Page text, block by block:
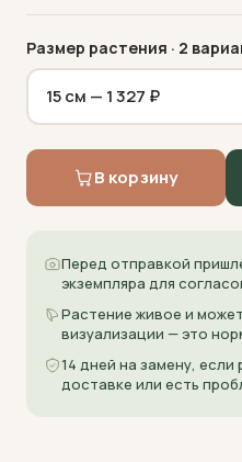
Размер растения · 2
В корзину
Перед отправкой
экземпляра для
Растение живое и
визуализации — это
14 дней на замену,
доставке или есть